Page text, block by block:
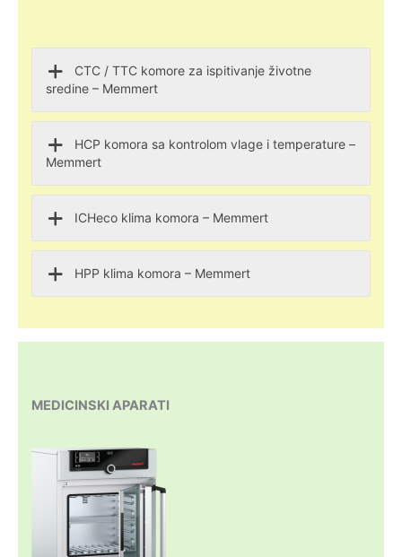
CTC / TTC komore za ispitivanje životne
sredine – Memmert
HCP komora sa kontrolom vlage i temperature –
Memmert
ICHeco klima komora – Memmert
HPP klima komora – Memmert
MEDICINSKI APARATI